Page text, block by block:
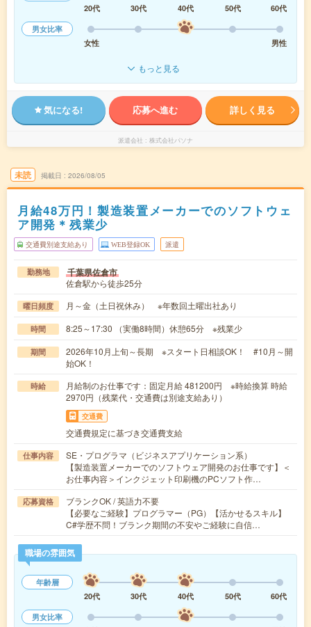
20代
30代 40代 50代
60代
男女比率
女性
男性
もっと見る
気になる! 応募へ進む 詳しく見る
派遣会社 株式会社パソナ
未読 掲載日 2026/08/05
月給48万円！製造装置メーカーでのソフトウェ
ア開発＊残業少
交通費別途支給あり WEB登録OK 派遣
勤務地 千葉県佐倉市
佐倉駅から徒歩25分
曜日頻度 月～金（土日祝休み） ※年数回土曜出社あり
時間 8:25～17:30 （実働8時間）休憩65分 ※残業少
期間
2026年10月上旬～長期 ※スタート日相談OK！ #10月～開
始OK！
時給
月給制のお仕事です：固定月給 481200円 ※時給換算 時給
2970円（残業代・交通費は別途支給あり）
交通費
交通費規定に基づき交通費支給
仕事内容
SE・プログラマ（ビジネスアプリケーション系）
【製造装置メーカーでのソフトウェア開発のお仕事です】＜
お仕事内容＞インクジェット印刷機のPCソフト作…
応募資格
ブランクOK / 英語力不要
【必要なご経験】プログラマー（PG）【活かせるスキル】
C#学歴不問！ブランク期間の不安やご経験に自信…
職場の雰囲気
年齢層
20代
30代 40代 50代
60代
男女比率